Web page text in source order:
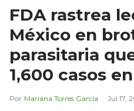
FDA rastrea
México en
parasitaria
1,600 casos
Mariana Torres García Jul 17,